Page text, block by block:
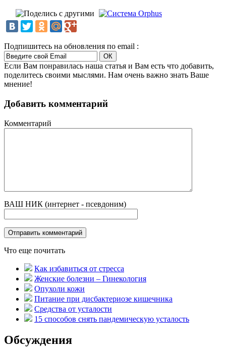
Подпишитесь на обновления по email :
Если Вам понравилась наша статья и Вам есть что добавить,
поделитесь своими мыслями. Нам очень важно знать Ваше
мнение!
Добавить комментарий
Комментарий
ВАШ НИК (интернет - псевдоним)
Что еще почитать
Как избавиться от стресса
Женские болезни – Гинекология
Опухоли кожи
Питание при дисбактериозе кишечника
Средства от усталости
15 способов снять пандемическую усталость
Обсуждения